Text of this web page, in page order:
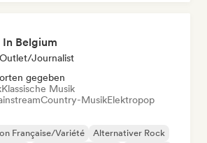
In Belgium
Journalist
gegeben
Klassische Musik
Country-MusikElektropop
Française/Variété
Alternativer Rock